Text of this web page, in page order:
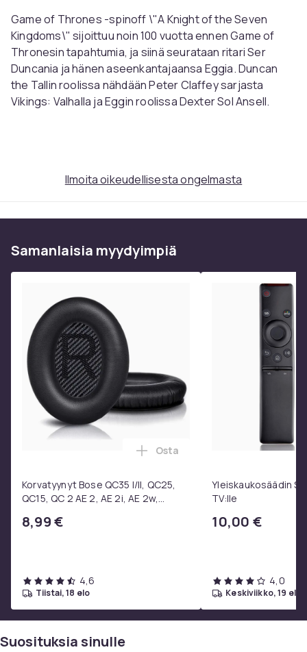
Game of Thrones -spinoff \"A Knight of the Seven
Kingdoms\" sijoittuu noin 100 vuotta ennen Game of
Thronesin tapahtumia, ja siinä seurataan ritari Ser
Duncania ja hänen aseenkantajaansa Eggia. Duncan
the Tallin roolissa nähdään Peter Claffey sarjasta
Vikings: Valhalla ja Eggin roolissa Dexter Sol Ansell.
NÄYTTELIJÄT:
Dexter Sol Ansell
Shaun Thomas
Henry Ashton
Daniel Monks
Tom Vaughan-Lawlor
Carla Harrison-Hodge
Rowan Robinson
Edward Ashley
Danny Collins
Ross Anderson
Bertie Carvel
Youssef Kerkour
Steve Wall
William Houston
Mediatyyppi: Blu-ray
Tuotantovuosi: 2025
Tuotantomaa: USA
Alue: 2
Ilmoita oikeudellisesta ongelmasta
Samanlaisia ​​myydyimpiä
Korvatyynyt Bose QC35 I/II, QC25,
QC15, QC 2 AE 2, AE 2i, AE 2w,
8,99 €
Lisää Korvatyynyt Bose QC35
Osta
4,6
tiistai, 18 elo
Yleiskaukosäädin
TV:lle
10,00 €
4,0
keskiviikko, 19 elo
Suosituksia sinulle